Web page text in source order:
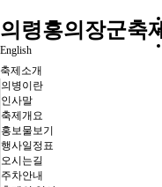
의령홍의장군축제
English
축제소개
의병이란
인사말
축제개요
홍보물보기
행사일정표
오시는길
주차안내